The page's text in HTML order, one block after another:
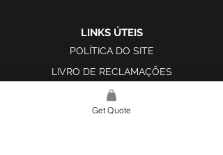
LINKS ÚTEIS
POLÍTICA DO SITE
LIVRO DE RECLAMAÇÕES
Get Quote